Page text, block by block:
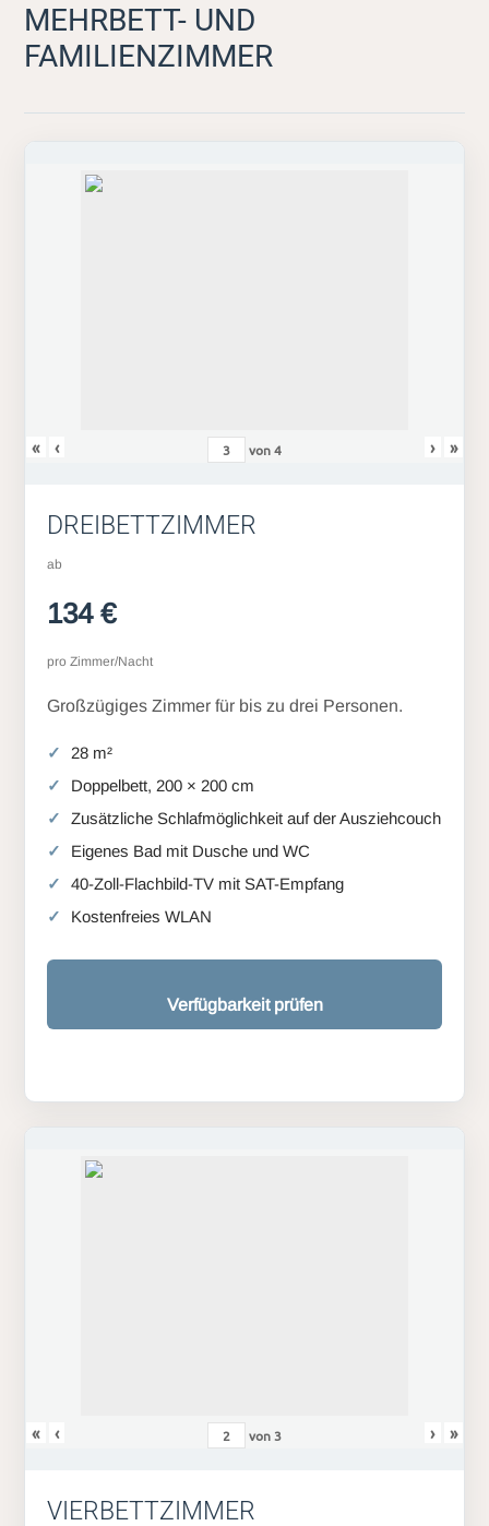
MEHRBETT- UND
FAMILIENZIMMER
« ‹ von4 › »
DREIBETTZIMMER
ab
134 €
pro Zimmer/Nacht
Großzügiges Zimmer für bis zu drei Personen.
28 m²
Doppelbett, 200 × 200 cm
Zusätzliche Schlafmöglichkeit auf der Ausziehcouch
Eigenes Bad mit Dusche und WC
40-Zoll-Flachbild-TV mit SAT-Empfang
Kostenfreies WLAN
Verfügbarkeit prüfen
« ‹ von3 › »
VIERBETTZIMMER